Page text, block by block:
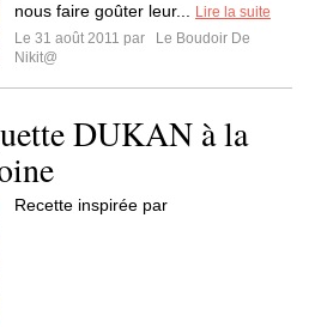
nous faire goûter leur...
Lire la suite
Le 31 août 2011 par
Le Boudoir De
Nikit@
DUKAN à la
Recette inspirée par